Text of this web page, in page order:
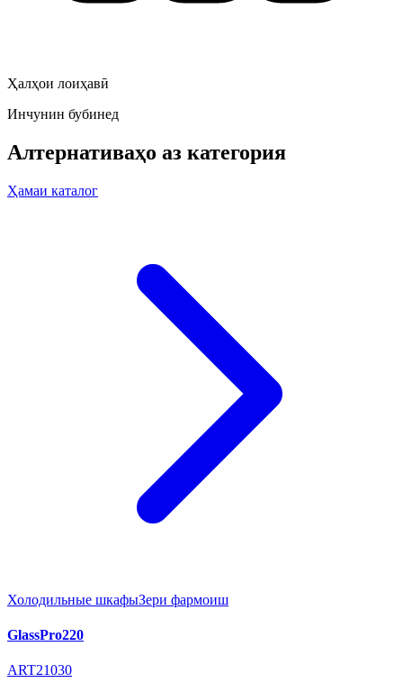
Ҳалҳои лоиҳавӣ
Инчунин бубинед
Алтернативаҳо аз категория
Ҳамаи каталог
Холодильные шкафыЗери фармоиш
GlassPro220
ART21030